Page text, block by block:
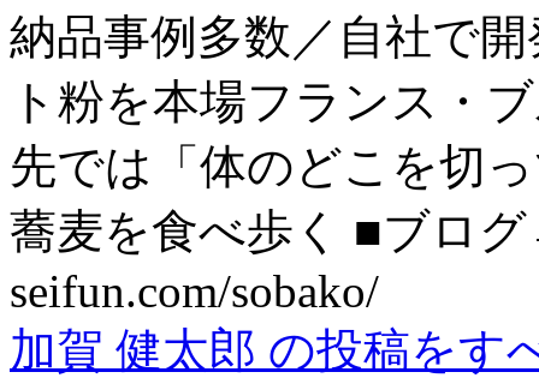
納品事例多数／自社で
ト粉を本場フランス・
先では「体のどこを切
蕎麦を食べ歩く ■ブロ
seifun.com/sobako/
加賀 健太郎 の投稿をす